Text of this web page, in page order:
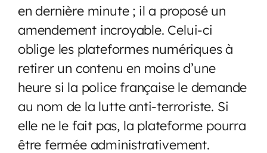
en dernière minute ; il a proposé un
amendement incroyable. Celui-ci
oblige les plateformes numériques à
retirer un contenu en moins d’une
heure si la police française le demande
au nom de la lutte anti-terroriste. Si
elle ne le fait pas, la plateforme pourra
être fermée administrativement.